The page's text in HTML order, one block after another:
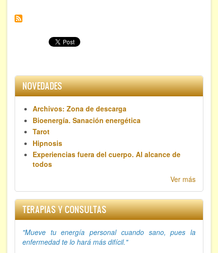
NOVEDADES
Archivos: Zona de descarga
Bioenergía. Sanación energética
Tarot
Hipnosis
Experiencias fuera del cuerpo. Al alcance de
todos
Ver más
TERAPIAS Y CONSULTAS
"Mueve tu energía personal cuando sano, pues la
enfermedad te lo hará más difícil."